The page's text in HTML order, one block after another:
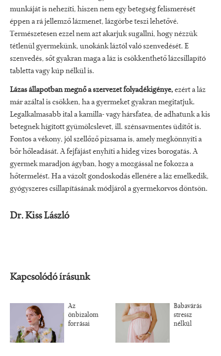
munkáját is nehezíti, hiszen nem egy betegség felismerését
éppen a rá jellemző lázmenet, lázgörbe teszi lehetővé.
Természetesen ezzel nem azt akarjuk sugallni, hogy nézzük
tétlenül gyermekünk, unokánk láztól való szenvedését. E
szenvedés, sőt gyakran maga a láz is csökkenthető lázcsillapító
tabletta vagy kúp nélkül is.
Lázas állapotban megnő a szervezet folyadékigénye,ezért a láz
már azáltal is csökken, ha a gyermeket gyakran megitatjuk.
Legalkalmasabb ital a kamilla- vagy hársfatea, de adhatunk a kis
betegnek hígított gyümölcslevet, ill. szénsavmentes üdítőt is.
Fontos a vékony, jól szellőző pizsama is, amely megkönnyíti a
bőr hőleadását. A fejfájást enyhíti a hideg vizes borogatás. A
gyermek maradjon ágyban, hogy a mozgással ne fokozza a
hőtermelést. Ha a vázolt gondoskodás ellenére a láz emelkedik,
gyógyszeres csillapításának módjáról a gyermekorvos döntsön.
Dr. Kiss László
Kapcsolódó írásunk
Az
önbizalom
forrásai
Babavárás
stressz
nélkül